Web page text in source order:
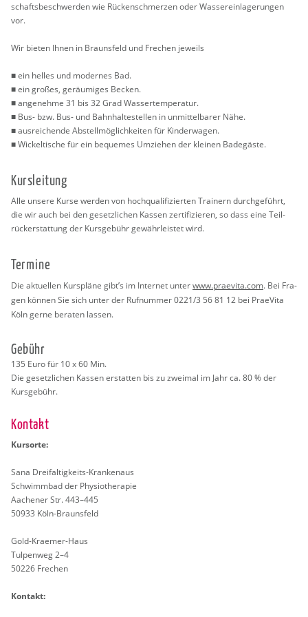
schafts­be­schwer­den wie Rü­cken­schmer­zen oder Was­ser­ein­la­ge­run­gen
vor.
Wir bie­ten Ihnen in Braunsfeld und Fre­chen je­weils
■ ein hel­les und mo­der­nes Bad.
■ ein gro­ßes, ge­räu­mi­ges Be­cken.
■ an­ge­neh­me 31 bis 32 Grad Was­ser­tem­pe­ra­tur.
■ Bus- bzw. Bus- und Bahn­hal­te­stel­len in un­mit­tel­ba­rer Nähe.
■ aus­rei­chen­de Ab­stell­mög­lich­kei­ten für Kin­der­wa­gen.
■ Wi­ckel­ti­sche für ein be­que­mes Um­zie­hen der klei­nen Ba­de­gäs­te.
Kurs­lei­tung
Alle un­se­re Kurse wer­den von hoch­qua­li­fi­zier­ten Trai­nern durch­ge­führt,
die wir auch bei den ge­setz­li­chen Kas­sen zer­ti­fi­zie­ren, so dass eine Teil­
rück­er­stat­tung der Kurs­ge­bühr ge­währ­leis­tet wird.
Ter­mi­ne
Die ak­tu­el­len Kurs­plä­ne gibt’s im In­ter­net unterwww.​praevita.​com. Bei Fra­
gen kön­nen Sie sich unter der Ruf­num­mer 0221/3 56 81 12 bei Prae­Vi­ta
Köln gerne be­ra­ten las­sen.
Ge­bühr
135 Euro für 10 x 60 Min.
Die ge­setz­li­chen Kas­sen er­stat­ten bis zu zwei­mal im Jahr ca. 80 % der
Kurs­ge­bühr.
Kon­takt
Kur­sor­te:
Sana Drei­fal­tig­keits-Kran­ken­aus
Schwimm­bad der Phy­sio­the­ra­pie
Aa­che­ner Str. 443–445
50933 Köln-Braunsfeld
Gold-Krae­mer-Haus
Tul­pen­weg 2–4
50226 Fre­chen
Kon­takt: